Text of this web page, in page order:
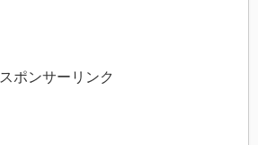
スポンサーリンク